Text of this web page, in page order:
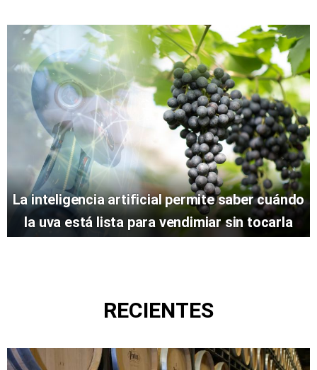
La inteligencia artificial permite saber cuándo
la uva está lista para vendimiar sin tocarla
RECIENTES